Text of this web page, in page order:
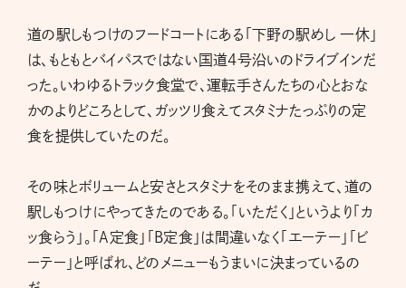
道の駅しもつけのフードコートにある「下野の駅めし 一休」
は、もともとバイパスではない国道4号沿いのドライブインだ
った。いわゆるトラック食堂で、運転手さんたちの心とおな
かのよりどころとして、ガッツリ食えてスタミナたっぷりの定
食を提供していたのだ。
その味とボリュームと安さとスタミナをそのまま携えて、道の
駅しもつけにやってきたのである。「いただく」というより「カ
ッ食らう」。「A定食」「B定食」は間違いなく「エーテー」「ビ
ーテー」と呼ばれ、どのメニューもうまいに決まっているの